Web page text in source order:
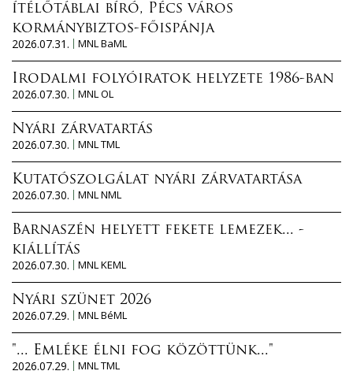
ítélőtáblai bíró, Pécs város
kormánybiztos-főispánja
2026.07.31.
MNL BaML
Irodalmi folyóiratok helyzete 1986-ban
2026.07.30.
MNL OL
Nyári zárvatartás
2026.07.30.
MNL TML
Kutatószolgálat nyári zárvatartása
2026.07.30.
MNL NML
Barnaszén helyett fekete lemezek... -
kiállítás
2026.07.30.
MNL KEML
Nyári szünet 2026
2026.07.29.
MNL BéML
"... Emléke élni fog közöttünk..."
2026.07.29.
MNL TML